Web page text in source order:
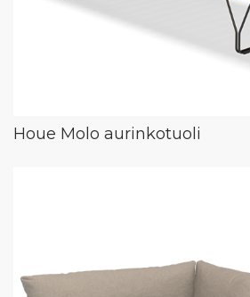
Houe Molo aurinkotuoli